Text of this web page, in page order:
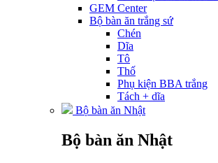
GEM Center
Bộ bàn ăn trắng sứ
Chén
Dĩa
Tô
Thố
Phụ kiện BBA trắng
Tách + dĩa
Bộ bàn ăn Nhật
Bộ bàn ăn Nhật